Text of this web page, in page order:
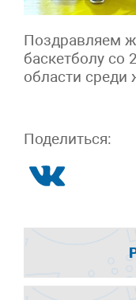
Поздравляем
баскетболу со
области среди
Поделиться: